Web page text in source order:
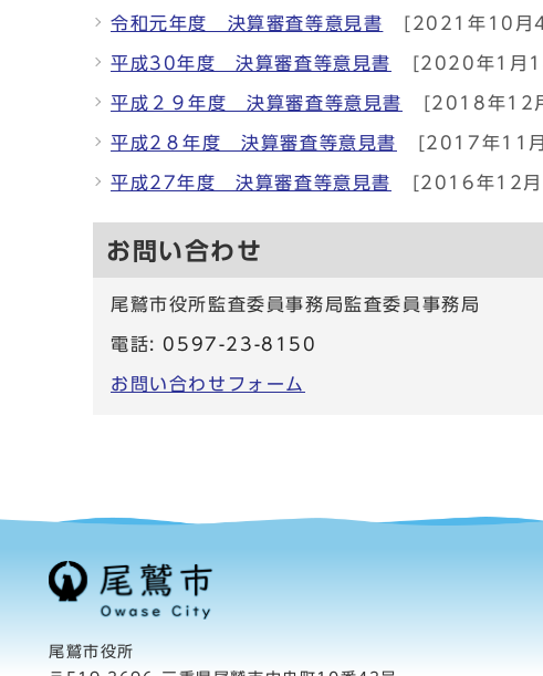
令和元年度 決算審査等意見書 [2021年10月
平成30年度 決算審査等意見書 [2020年1月
平成２９年度 決算審査等意見書 [2018年12
平成2８年度 決算審査等意見書 [2017年11
平成27年度 決算審査等意見書 [2016年12月
お問い合わせ
尾鷲市役所監査委員事務局監査委員事務局
電話: 0597-23-8150
お問い合わせフォーム
尾鷲市役所